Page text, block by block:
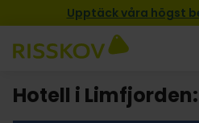
Upptäck våra högst